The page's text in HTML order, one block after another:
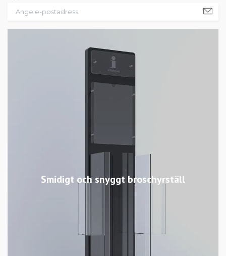
Smidigt och snyggt broschyrställ